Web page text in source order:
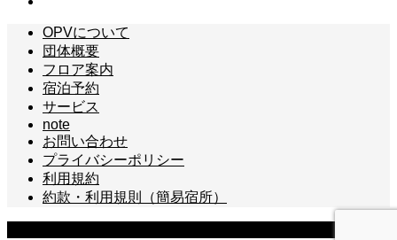
OPVについて
団体概要
フロア案内
宿泊予約
サービス
note
お問い合わせ
プライバシーポリシー
利用規約
約款・利用規則（簡易宿所）